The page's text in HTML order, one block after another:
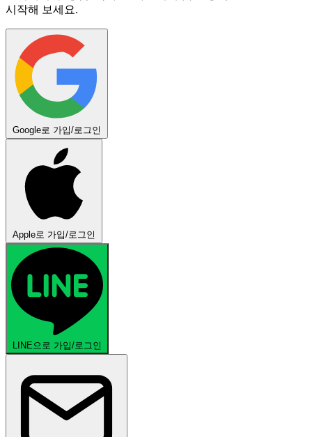
시작해 보세요.
Google로 가입/로그인
Apple로 가입/로그인
LINE으로 가입/로그인